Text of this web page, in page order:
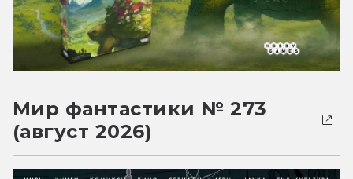
Мир фантастики № 273
(август 2026)